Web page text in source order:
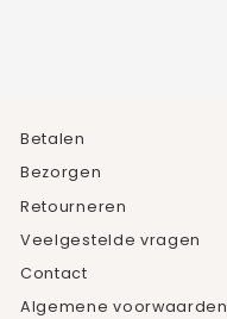
Betalen
Bezorgen
Retourneren
Veelgestelde vragen
Contact
Algemene voorwaarden